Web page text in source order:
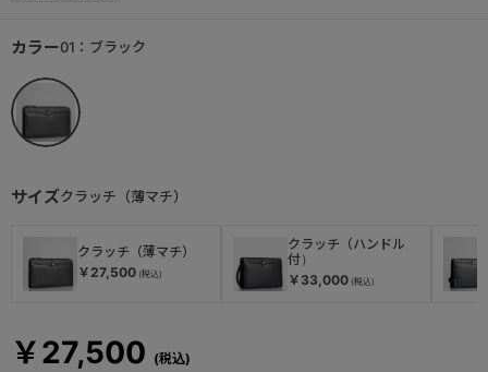
￥27,500
サイズクラッチ（薄マチ）
クラッチ（薄マチ）
￥27,500
クラッチ（ハンドル
付）
￥33,000
カラー01：ブラック